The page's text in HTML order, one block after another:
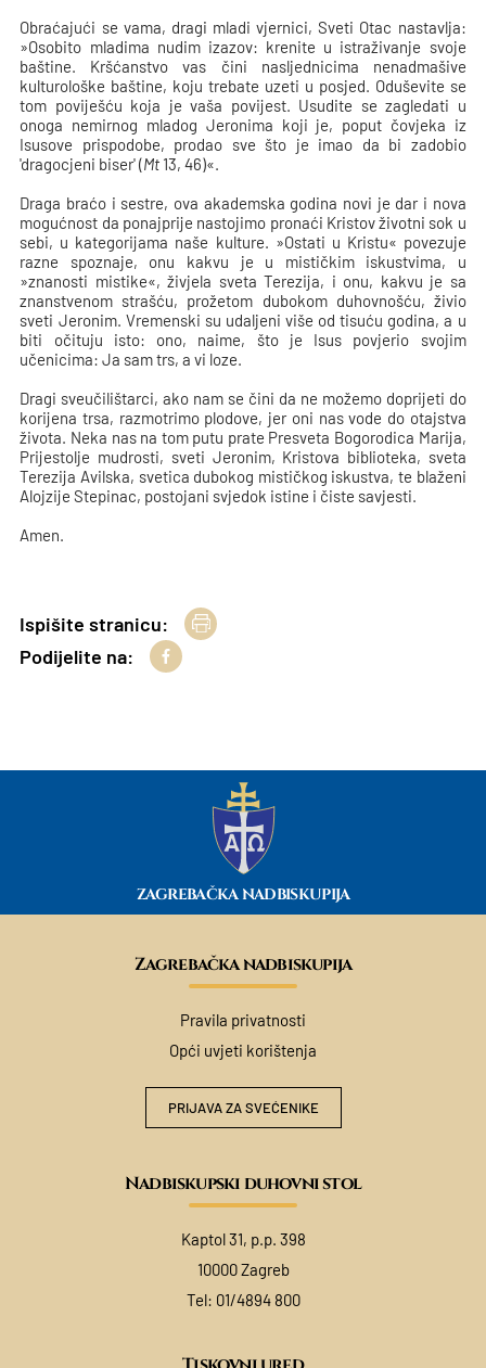
Obraćajući se vama, dragi mladi vjernici, Sveti Otac nastavlja:
»Osobito mladima nudim izazov: krenite u istraživanje svoje
baštine. Kršćanstvo vas čini nasljednicima nenadmašive
kulturološke baštine, koju trebate uzeti u posjed. Oduševite se
tom poviješću koja je vaša povijest. Usudite se zagledati u
onoga nemirnog mladog Jeronima koji je, poput čovjeka iz
Isusove prispodobe, prodao sve što je imao da bi zadobio
'dragocjeni biser' (Mt 13, 46)«.
Draga braćo i sestre, ova akademska godina novi je dar i nova
mogućnost da ponajprije nastojimo pronaći Kristov životni sok u
sebi, u kategorijama naše kulture. »Ostati u Kristu« povezuje
razne spoznaje, onu kakvu je u mističkim iskustvima, u
»znanosti mistike«, živjela sveta Terezija, i onu, kakvu je sa
znanstvenom strašću, prožetom dubokom duhovnošću, živio
sveti Jeronim. Vremenski su udaljeni više od tisuću godina, a u
biti očituju isto: ono, naime, što je Isus povjerio svojim
učenicima: Ja sam trs, a vi loze.
Dragi sveučilištarci, ako nam se čini da ne možemo doprijeti do
korijena trsa, razmotrimo plodove, jer oni nas vode do otajstva
života. Neka nas na tom putu prate Presveta Bogorodica Marija,
Prijestolje mudrosti, sveti Jeronim, Kristova biblioteka, sveta
Terezija Avilska, svetica dubokog mističkog iskustva, te blaženi
Alojzije Stepinac, postojani svjedok istine i čiste savjesti.
Amen.
Ispišite stranicu:
Podijelite na:
ZAGREBAČKA NADBISKUPIJA
Zagrebačka nadbiskupija
Pravila privatnosti
Opći uvjeti korištenja
PRIJAVA ZA SVEĆENIKE
Nadbiskupski duhovni stol
Kaptol 31, p.p. 398
10000 Zagreb
Tel: 01/4894 800